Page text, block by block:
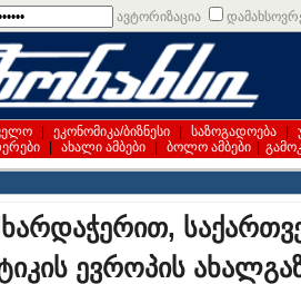
ავტორიზაცია
ეკონომიკა/ბიზნესი საზოგადოება
ახალი ამბები ბოლო ამბები
ევროპის